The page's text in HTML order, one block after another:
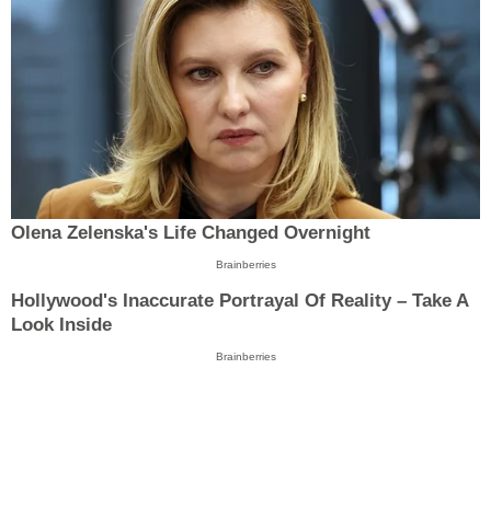
Olena Zelenska's Life Changed Overnight
Brainberries
Hollywood's Inaccurate Portrayal Of Reality – Take A
Look Inside
Brainberries